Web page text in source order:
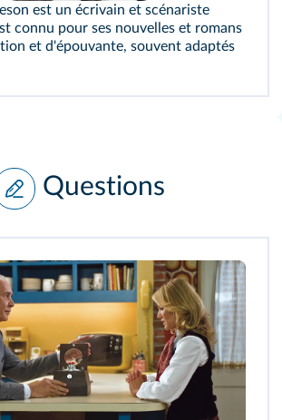
est un écrivain et scénariste
et d'épouvante, souvent adaptés
Questions